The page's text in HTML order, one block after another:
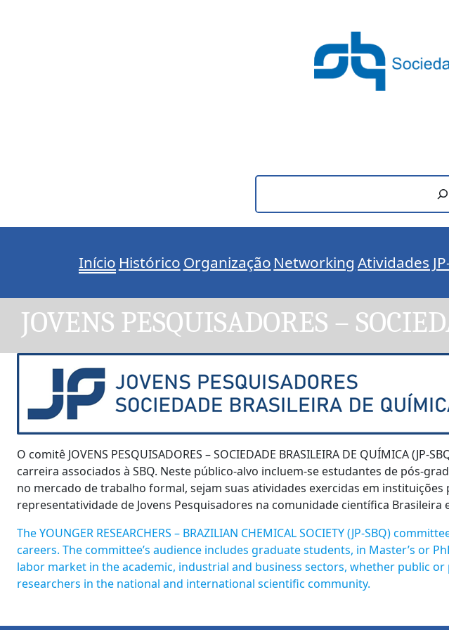
Início Histórico Organização Networking Atividades
JOVENS PESQUISADORES –
O comitê JOVENS PESQUISADORES – SOCIEDADE BRASILEIRA DE QUÍMICA
carreira associados à SBQ. Neste público-alvo incluem-se estudantes de pós-
no mercado de trabalho formal, sejam suas atividades exercidas em
representatividade de Jovens Pesquisadores na comunidade científica Brasileira
The YOUNGER RESEARCHERS – BRAZILIAN CHEMICAL SOCIETY (JP-SBQ)
careers. The committee’s audience includes graduate students, in Master’s or
labor market in the academic, industrial and business sectors, whether public
researchers in the national and international scientific community.